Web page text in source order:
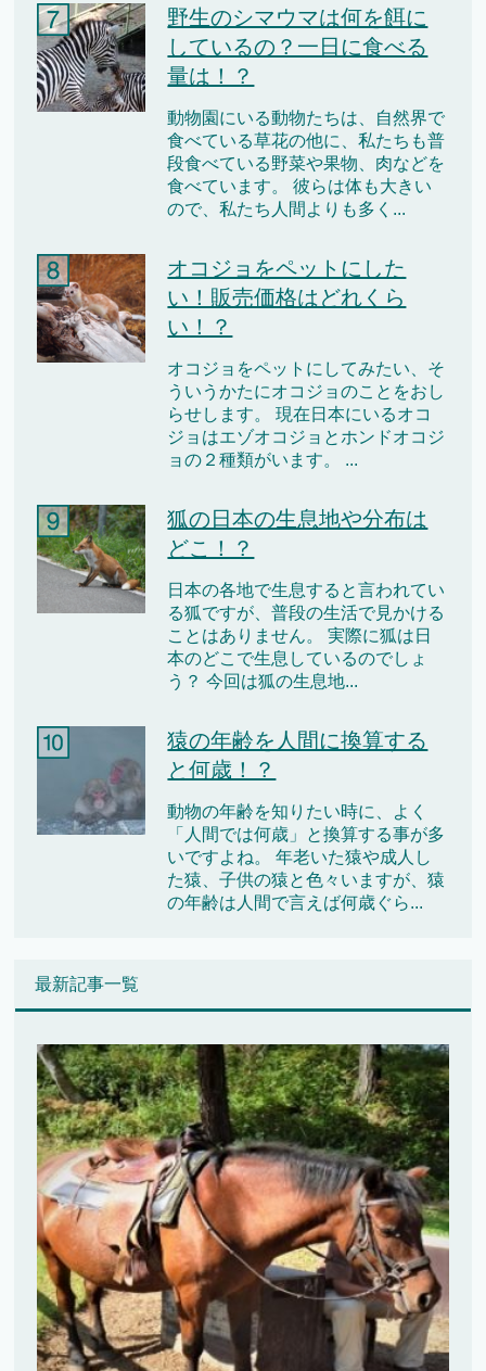
野生のシマウマは何を餌に
しているの？一日に食べる
量は！？
動物園にいる動物たちは、自然界で
食べている草花の他に、私たちも普
段食べている野菜や果物、肉などを
食べています。 彼らは体も大きい
ので、私たち人間よりも多く...
オコジョをペットにした
い！販売価格はどれくら
い！？
オコジョをペットにしてみたい、そ
ういうかたにオコジョのことをおし
らせします。 現在日本にいるオコ
ジョはエゾオコジョとホンドオコジ
ョの２種類がいます。 ...
狐の日本の生息地や分布は
どこ！？
日本の各地で生息すると言われてい
る狐ですが、普段の生活で見かける
ことはありません。 実際に狐は日
本のどこで生息しているのでしょ
う？ 今回は狐の生息地...
猿の年齢を人間に換算する
と何歳！？
動物の年齢を知りたい時に、よく
「人間では何歳」と換算する事が多
いですよね。 年老いた猿や成人し
た猿、子供の猿と色々いますが、猿
の年齢は人間で言えば何歳ぐら...
最新記事一覧